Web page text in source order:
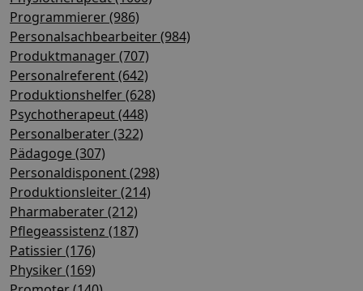
Programmierer (986)
Personalsachbearbeiter (984)
Produktmanager (707)
Personalreferent (642)
Produktionshelfer (628)
Psychotherapeut (448)
Personalberater (322)
Pädagoge (307)
Personaldisponent (298)
Produktionsleiter (214)
Pharmaberater (212)
Pflegeassistenz (187)
Patissier (176)
Physiker (169)